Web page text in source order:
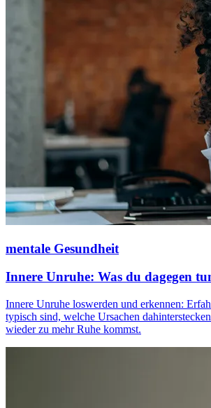
mentale Gesundheit
Innere Unruhe: Was du dagegen
Innere Unruhe loswerden und erkennen:
typisch sind, welche Ursachen
wieder zu mehr Ruhe kommst.